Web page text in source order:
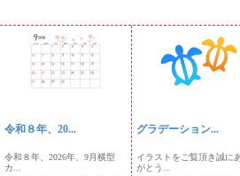
令和８年、20...
令和８年、2026年、9月横型
カ...
グラデーション...
イラストをご覧頂き誠に
がとう...